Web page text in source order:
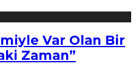
Var Olan Bir
Zaman”